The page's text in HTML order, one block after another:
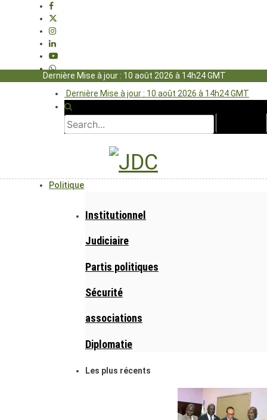
Dernière Mise à jour : 10 août 2026 à 14h24 GMT
Dernière Mise à jour : 10 août 2026 à 14h24 GMT
Politique
Institutionnel
Judiciaire
Partis politiques
Sécurité
associations
Diplomatie
Les plus récents